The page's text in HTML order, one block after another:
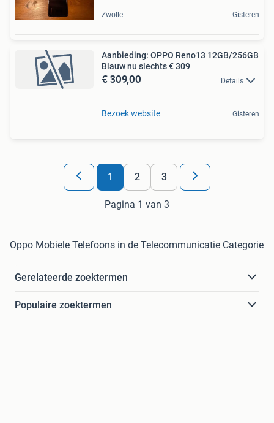
Zwolle Gisteren
Aanbieding: OPPO Reno13 12GB/256GB
Blauw nu slechts € 309
€ 309,00 Details
Bezoek website Gisteren
1 2 3
Pagina 1 van 3
Oppo Mobiele Telefoons in de Telecommunicatie Categorie
Gerelateerde zoektermen
Populaire zoektermen